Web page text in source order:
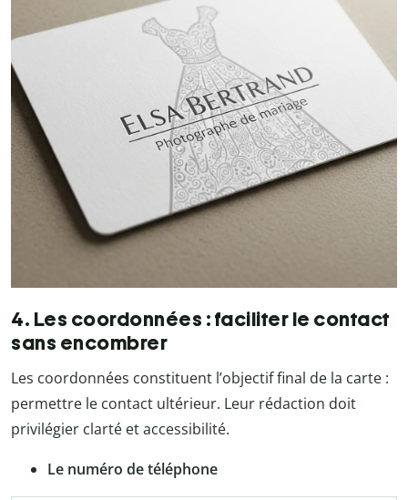
4. Les coordonnées : faciliter le contact
sans encombrer
Les coordonnées constituent l’objectif final de la carte :
permettre le contact ultérieur. Leur rédaction doit
privilégier clarté et accessibilité.
Le numéro de téléphone